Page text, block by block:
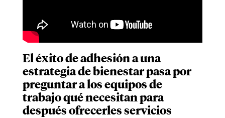
El éxito de adhesión a una
estrategia de bienestar pasa por
preguntar a los equipos de
trabajo qué necesitan para
después ofrecerles servicios